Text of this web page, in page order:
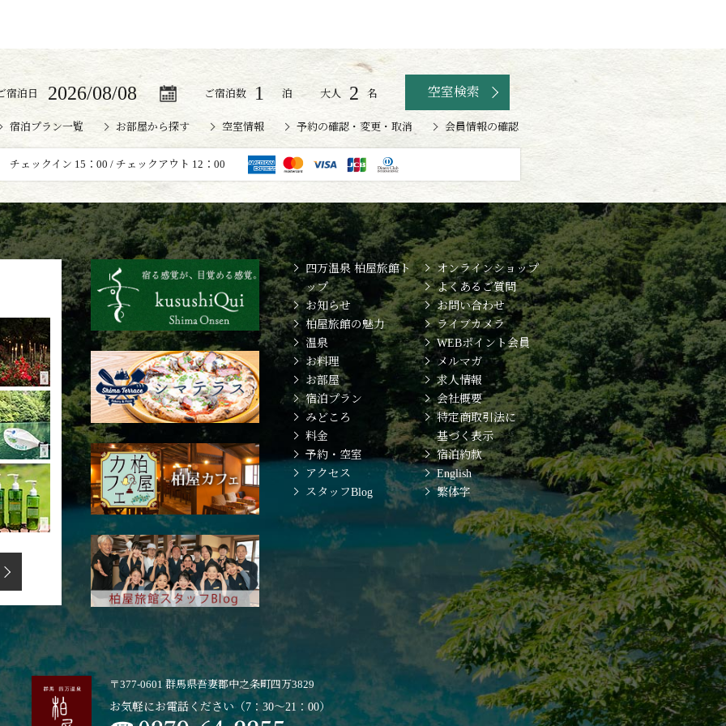
宿泊日 ご宿泊数 泊 大人 名 空室検索
宿泊プラン一覧 お部屋から探す 空室情報 予約の確認・変更・取消 会員情報の確認
チェックイン 15：00 / チェックアウト 12：00
四万温泉 柏屋旅館ト
ップ
お知らせ
柏屋旅館の魅力
温泉
お料理
お部屋
宿泊プラン
みどころ
料金
予約・空室
アクセス
スタッフBlog
オンラインショップ
よくあるご質問
お問い合わせ
ライブカメラ
WEBポイント会員
メルマガ
求人情報
会社概要
特定商取引法に
基づく表示
宿泊約款
English
繁体字
〒377-0601 群馬県吾妻郡中之条町四万3829
お気軽にお電話ください （7：30〜21：00）